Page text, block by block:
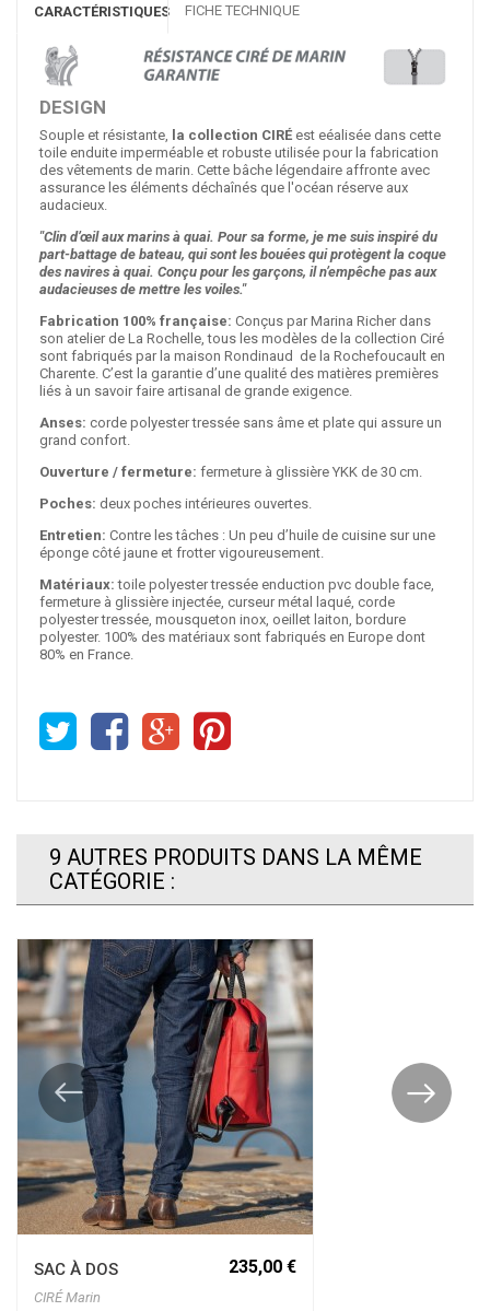
CARACTÉRISTIQUES FICHE TECHNIQUE
DESIGN
Souple et résistante, la collection CIRÉ est eéalisée dans cette
toile enduite imperméable et robuste utilisée pour la fabrication
des vêtements de marin. Cette bâche légendaire affronte avec
assurance les éléments déchaînés que l'océan réserve aux
audacieux.
"Clin d’œil aux marins à quai. Pour sa forme, je me suis inspiré du
part-battage de bateau, qui sont les bouées qui protègent la coque
des navires à quai. Conçu pour les garçons, il n’empêche pas aux
audacieuses de mettre les voiles."
Fabrication 100% française: Conçus par Marina Richer dans
son atelier de La Rochelle, tous les modèles de la collection Ciré
sont fabriqués par la maison Rondinaud de la Rochefoucault en
Charente. C’est la garantie d’une qualité des matières premières
liés à un savoir faire artisanal de grande exigence.
Anses: corde polyester tressée sans âme et plate qui assure un
grand confort.
Ouverture / fermeture: fermeture à glissière YKK de 30 cm.
Poches: deux poches intérieures ouvertes.
Entretien: Contre les tâches : Un peu d’huile de cuisine sur une
éponge côté jaune et frotter vigoureusement.
Matériaux: toile polyester tressée enduction pvc double face,
fermeture à glissière injectée, curseur métal laqué, corde
polyester tressée, mousqueton inox, oeillet laiton, bordure
polyester. 100% des matériaux sont fabriqués en Europe dont
80% en France.
9 AUTRES PRODUITS DANS LA MÊME
CATÉGORIE :
SAC À DOS
CIRÉ Marin
235,00 €